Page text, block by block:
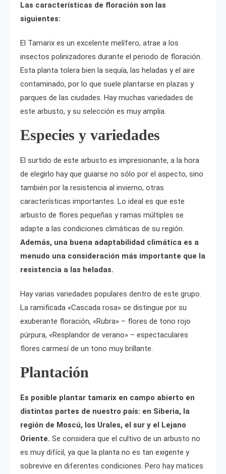
Las características de floración son las
siguientes:
El Tamarix es un excelente melífero, atrae a los
insectos polinizadores durante el periodo de floración.
Esta planta tolera bien la sequía, las heladas y el aire
contaminado, por lo que suele plantarse en plazas y
parques de las ciudades. Hay muchas variedades de
este arbusto, y su selección es muy amplia.
Especies y variedades
El surtido de este arbusto es impresionante, a la hora
de elegirlo hay que guiarse no sólo por el aspecto, sino
también por la resistencia al invierno, otras
características importantes. Lo ideal es que este
arbusto de flores pequeñas y ramas múltiples se
adapte a las condiciones climáticas de su región.
Además, una buena adaptabilidad climática es a
menudo una consideración más importante que la
resistencia a las heladas.
Hay varias variedades populares dentro de este grupo.
La ramificada «Cascada rosa» se distingue por su
exuberante floración, «Rubra» – flores de tono rojo
púrpura, «Resplandor de verano» – espectaculares
flores carmesí de un tono muy brillante.
Plantación
Es posible plantar tamarix en campo abierto en
distintas partes de nuestro país: en Siberia, la
región de Moscú, los Urales, el sur y el Lejano
Oriente. Se considera que el cultivo de un arbusto no
es muy difícil, ya que la planta no es tan exigente y
sobrevive en diferentes condiciones. Pero hay matices